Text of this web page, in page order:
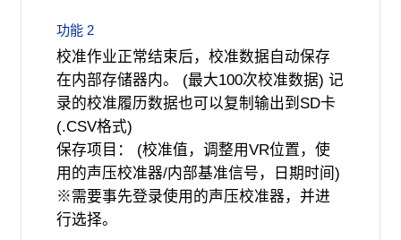
功能 2
校准作业正常结束后，校准数据自动保存
在内部存储器内。 (最大100次校准数据) 记
录的校准履历数据也可以复制输出到SD卡
(.CSV格式)
保存项目： (校准值，调整用VR位置，使
用的声压校准器/内部基准信号，日期时间)
※需要事先登录使用的声压校准器，并进
行选择。